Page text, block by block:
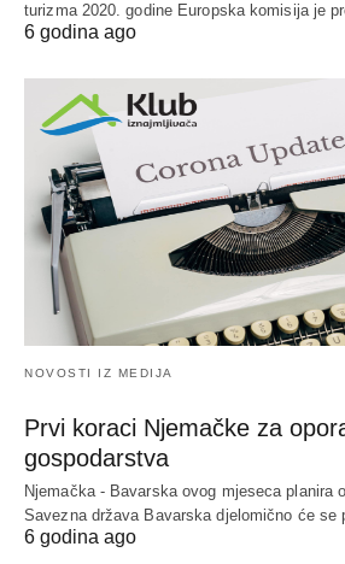
turizma 2020. godine Europska komisija je
6 godina ago
NOVOSTI IZ MEDIJA
Prvi koraci Njemačke za
gospodarstva
Njemačka - Bavarska ovog mjeseca planira
Savezna država Bavarska djelomično će se
6 godina ago